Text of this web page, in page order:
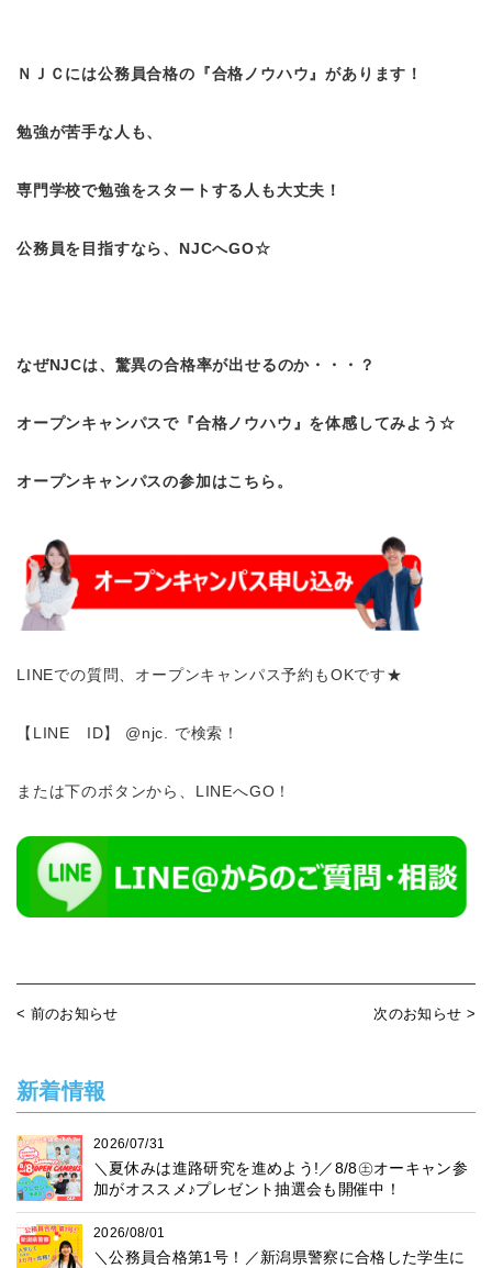
ＮＪＣには公務員合格の『合格ノウハウ』があります！
勉強が苦手な人も、
専門学校で勉強をスタートする人も大丈夫！
公務員を目指すなら、NJCへGO☆
なぜNJCは、驚異の合格率が出せるのか・・・？
オープンキャンパスで『合格ノウハウ』を体感してみよう☆
オープンキャンパスの参加はこちら。
LINEでの質問、オープンキャンパス予約もOKです★
【LINE ID】 @njc. で検索！
または下のボタンから、LINEへGO！
< 前のお知らせ 次のお知らせ >
新着情報
2026/07/31
＼夏休みは進路研究を進めよう!／8/8㊏オーキャン参
加がオススメ♪プレゼント抽選会も開催中！
2026/08/01
＼公務員合格第1号！／新潟県警察に合格した学生に